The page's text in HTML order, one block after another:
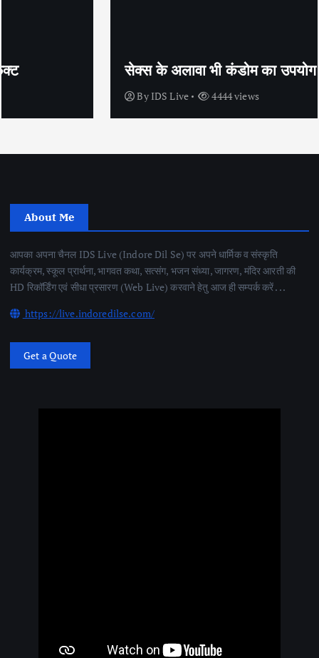
सेक्स के अलावा भी कंडोम का उपयोग है?
4444 views
About Me
आपका अपना चैनल IDS Live (Indore Dil Se) पर अपने धार्मिक व संस्कृति
कार्यक्रम, स्कूल प्रार्थना, भागवत कथा, सत्संग, भजन संध्या, जागरण, मंदिर आरती की
HD रिकॉर्डिंग एवं सीधा प्रसारण (Web Live) करवाने हेतु आज ही सम्पर्क करें . . .
https://live.indoredilse.com/
Get a Quote